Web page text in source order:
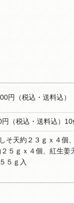
円（税込・送料込）
（税込・送料込）10
そ天約２３ｇｘ４個
５ｇｘ４個、紅生姜
５ｇ入